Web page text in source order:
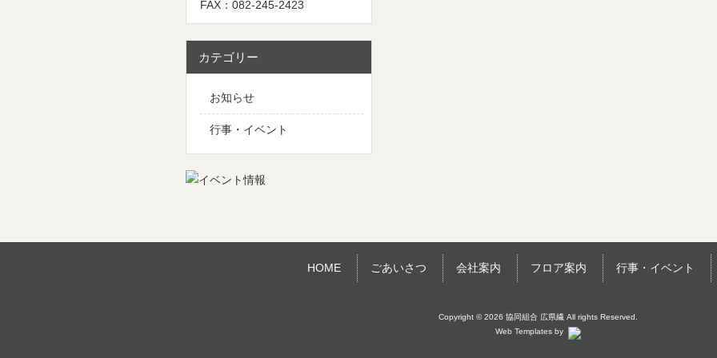
FAX：082-245-2423
カテゴリー
お知らせ
行事・イベント
HOME ごあいさつ 会社案内 フロア案内 行事・イベント
Copyright © 2026 協同組合 広県繊 All rights Reserved.
Web Templates by